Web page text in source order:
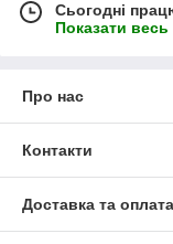
Сьогодні
Показати
Про нас
Контакти
Доставка та оплата